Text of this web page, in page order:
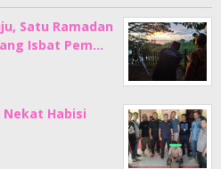
Satu Ramadan
Isbat Pem…
Nekat Habisi